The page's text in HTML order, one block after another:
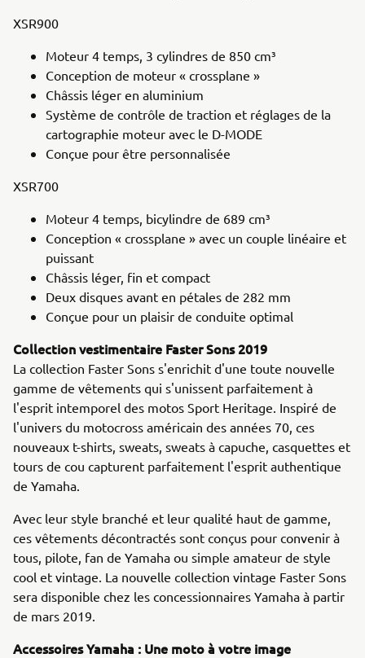
XSR900
Moteur 4 temps, 3 cylindres de 850 cm³
Conception de moteur « crossplane »
Châssis léger en aluminium
Système de contrôle de traction et réglages de la
cartographie moteur avec le D-MODE
Conçue pour être personnalisée
XSR700
Moteur 4 temps, bicylindre de 689 cm³
Conception « crossplane » avec un couple linéaire et
puissant
Châssis léger, fin et compact
Deux disques avant en pétales de 282 mm
Conçue pour un plaisir de conduite optimal
Collection vestimentaire Faster Sons 2019
La collection Faster Sons s'enrichit d'une toute nouvelle
gamme de vêtements qui s'unissent parfaitement à
l'esprit intemporel des motos Sport Heritage. Inspiré de
l'univers du motocross américain des années 70, ces
nouveaux t-shirts, sweats, sweats à capuche, casquettes et
tours de cou capturent parfaitement l'esprit authentique
de Yamaha.
Avec leur style branché et leur qualité haut de gamme,
ces vêtements décontractés sont conçus pour convenir à
tous, pilote, fan de Yamaha ou simple amateur de style
cool et vintage. La nouvelle collection vintage Faster Sons
sera disponible chez les concessionnaires Yamaha à partir
de mars 2019.
Accessoires Yamaha : Une moto à votre image